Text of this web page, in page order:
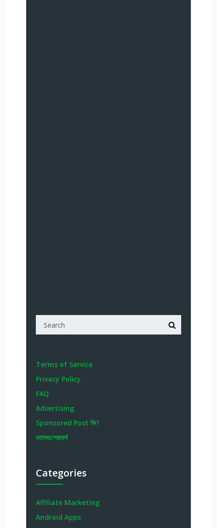
Terms of Service
Privacy Policy
FAQ
Advertising
Sponsored Post কি?
মতামত/পরামর্শ
Categories
Affiliate Marketing
Android Apps